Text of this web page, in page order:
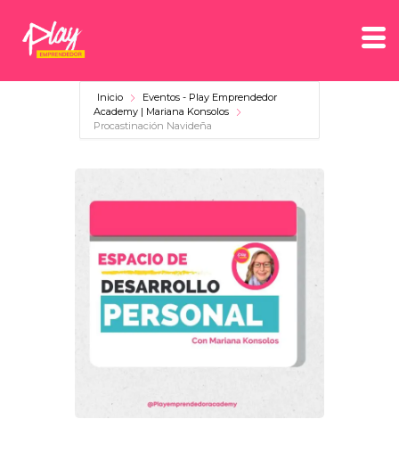
Inicio
Eventos - Play Emprendedor
Academy | Mariana Konsolos
Procastinación Navideña